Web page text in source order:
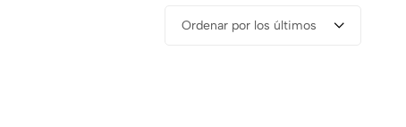
Ordenar por los últimos